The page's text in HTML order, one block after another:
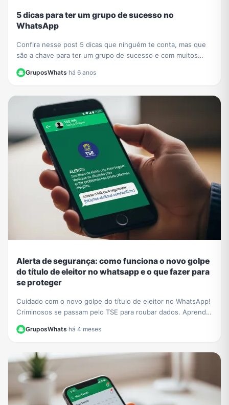
5 dicas para ter um grupo de sucesso no
WhatsApp
Confira nesse post 5 dicas que ninguém te conta, mas que
são a chave para ter um grupo de sucesso e com muitos
GruposWhats·há 6 anos
Alerta de segurança: como funciona o novo golpe
do título de eleitor no whatsapp e o que fazer para
se proteger
Cuidado com o novo golpe do título de eleitor no WhatsApp!
Criminosos se passam pelo TSE para roubar dados. Aprenda
GruposWhats·há 4 meses